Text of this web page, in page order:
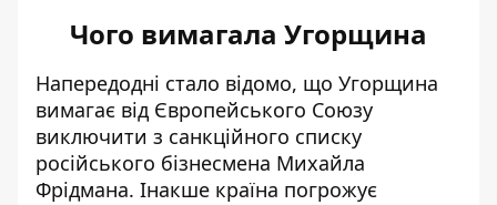
Чого вимагала Угорщина
Напередодні стало відомо, що Угорщина
вимагає від Європейського Союзу
виключити з санкційного списку
російського бізнесмена Михайла
Фрідмана. Інакше країна погрожує